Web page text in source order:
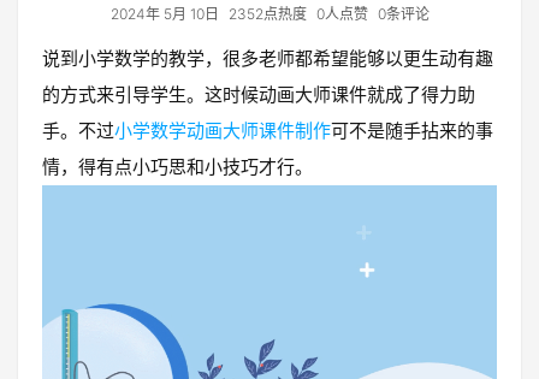
2024年 5月 10日 2352点热度 0人点赞 0条评论
说到小学数学的教学，很多老师都希望能够以更生动有趣
的方式来引导学生。这时候动画大师课件就成了得力助
手。不过小学数学动画大师课件制作可不是随手拈来的事
情，得有点小巧思和小技巧才行。